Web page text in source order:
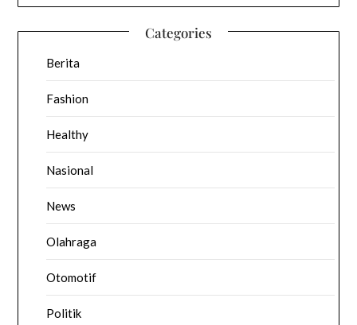
Categories
Berita
Fashion
Healthy
Nasional
News
Olahraga
Otomotif
Politik